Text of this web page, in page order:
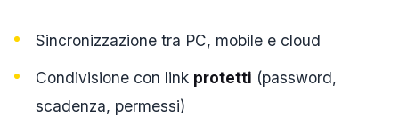
Sincronizzazione tra PC, mobile e cloud
Condivisione con link protetti (password,
scadenza, permessi)